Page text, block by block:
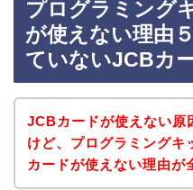
プログラミング
が使えない理由
ていないJCBカ
JCBカードが使えない原
けど、プログラミングキ
カードが使えない理由が